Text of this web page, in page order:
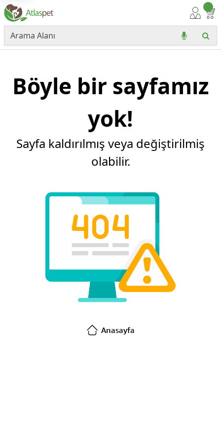
Böyle bir sayfamız
yok!
Sayfa kaldırılmış veya değiştirilmiş
olabilir.
Anasayfa